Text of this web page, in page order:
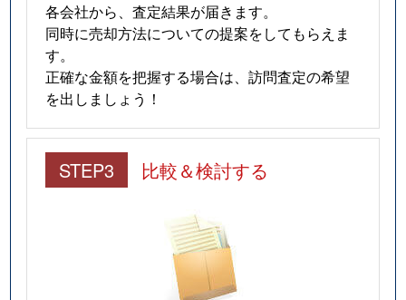
各会社から、査定結果が届きます。
同時に売却方法についての提案をしてもらえま
す。
正確な金額を把握する場合は、訪問査定の希望
を出しましょう！
STEP3 比較＆検討する